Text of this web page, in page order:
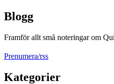
Blogg
Framför allt små noteringar om
Prenumera/rss
Kategorier